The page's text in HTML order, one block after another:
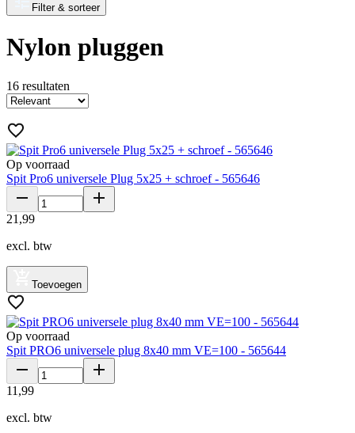
Filter & sorteer
Nylon pluggen
16 resultaten
Op voorraad
Spit Pro6 universele Plug 5x25 + schroef - 565646
21 ,99
excl. btw
Toevoegen
Op voorraad
Spit PRO6 universele plug 8x40 mm VE=100 - 565644
11 ,99
excl. btw